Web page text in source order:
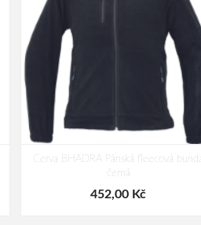
Cerva BHADRA Pánská fleecová
černá
452,00 Kč